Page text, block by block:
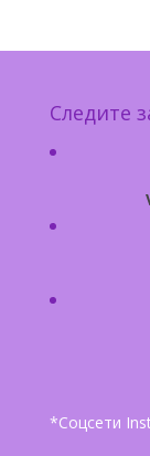
Следите
*Соцсети